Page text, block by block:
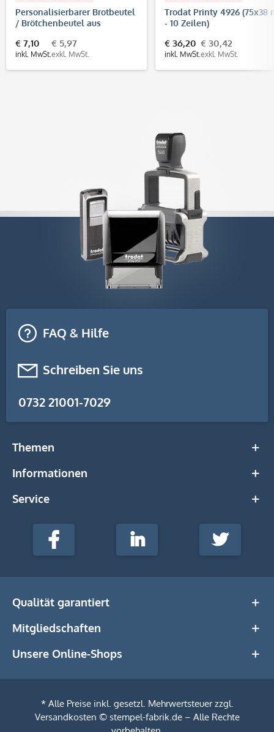
Personalisierbarer Brotbeutel
/ Brötchenbeutel aus
€ 7,10
inkl. MwSt.
€ 5,97
exkl. MwSt.
Trodat Printy 4926 (75x38
- 10 Zeilen)
€ 36,20
inkl. MwSt.
€ 30,42
exkl. MwSt.
FAQ & Hilfe
Schreiben Sie uns
0732 21001-7029
Themen
Informationen
Service
stempel-
Media
Facebook LinkedIn Twitter
Qualität garantiert
Mitgliedschaften
Unsere Online-Shops
* Alle Preise inkl. gesetzl. Mehrwertsteuer zzgl.
Versandkosten © stempel-fabrik.de – Alle Rechte